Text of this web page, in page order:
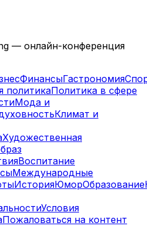
— онлайн-конференция
ФинансыГастрономия
политикаПолитика в сфере
Мода и
Климат и
Художественная
Воспитание
Международные
ИсторияЮморОбразование
Условия
Пожаловаться на контент